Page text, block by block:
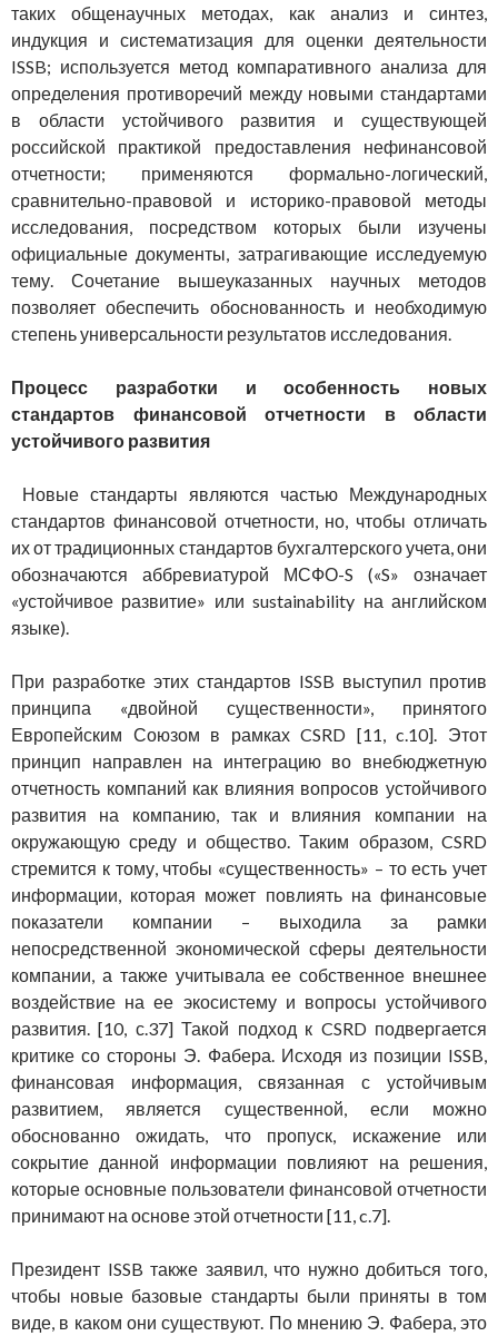
таких общенаучных методах, как анализ и синтез,
индукция и систематизация для оценки деятельности
ISSB; используется метод компаративного анализа для
определения противоречий между новыми стандартами
в области устойчивого развития и существующей
российской практикой предоставления нефинансовой
отчетности; применяются формально-логический,
сравнительно-правовой и историко-правовой методы
исследования, посредством которых были изучены
официальные документы, затрагивающие исследуемую
тему. Сочетание вышеуказанных научных методов
позволяет обеспечить обоснованность и необходимую
степень универсальности результатов исследования.
Процесс разработки и особенность новых
стандартов финансовой отчетности в области
устойчивого развития
Новые стандарты являются частью Международных
стандартов финансовой отчетности, но, чтобы отличать
их от традиционных стандартов бухгалтерского учета, они
обозначаются аббревиатурой МСФО-S («S» означает
«устойчивое развитие» или sustainability на английском
языке).
При разработке этих стандартов ISSB выступил против
принципа «двойной существенности», принятого
Европейским Союзом в рамках CSRD [11, c.10]. Этот
принцип направлен на интеграцию во внебюджетную
отчетность компаний как влияния вопросов устойчивого
развития на компанию, так и влияния компании на
окружающую среду и общество. Таким образом, CSRD
стремится к тому, чтобы «существенность» – то есть учет
информации, которая может повлиять на финансовые
показатели компании – выходила за рамки
непосредственной экономической сферы деятельности
компании, а также учитывала ее собственное внешнее
воздействие на ее экосистему и вопросы устойчивого
развития. [10, с.37] Такой подход к CSRD подвергается
критике со стороны Э. Фабера. Исходя из позиции ISSB,
финансовая информация, связанная с устойчивым
развитием, является существенной, если можно
обоснованно ожидать, что пропуск, искажение или
сокрытие данной информации повлияют на решения,
которые основные пользователи финансовой отчетности
принимают на основе этой отчетности [11, c.7].
Президент ISSB также заявил, что нужно добиться того,
чтобы новые базовые стандарты были приняты в том
виде, в каком они существуют. По мнению Э. Фабера, это